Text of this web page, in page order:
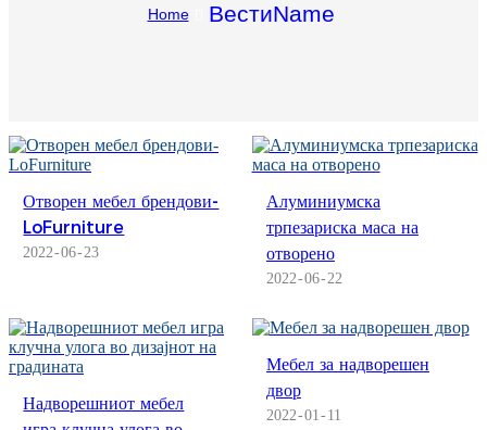
Sugbuanon
Euskara
ລາວ
Slovenščina
Sesotho
Home ВестиName
Отворен мебел брендови-
LoFurniture
2022 06 23
Алуминиумска
трпезариска маса на
отворено
2022 06 22
Надворешниот мебел
Мебел за надворешен
двор
2022 01 11